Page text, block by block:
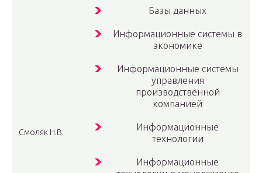
Смоляк Н.В.
Базы данных
Информационные системы в
экономике
Информационные системы
управления
производственной
компанией
Информационные
технологии
Информационные